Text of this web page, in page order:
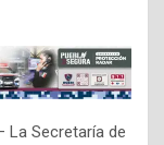
La Secretaría de